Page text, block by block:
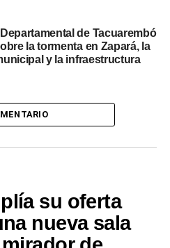
se habilitó lainscripción
desde la propia web
la Comisión
de la Patria Gaucha
de Tacuarembó
la tormenta en Zapará, la
y la infraestructura
su oferta
nueva sala